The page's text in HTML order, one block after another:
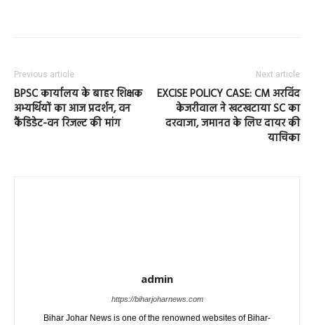
Previous article
BPSC कार्यालय के बाहर शिक्षक
अभ्यर्थियों का आज प्रदर्शन, वन
कैंडिडेट-वन रिजल्ट की मांग
Next article
EXCISE POLICY CASE: CM अरविंद
केजरीवाल ने खटखटाया SC का
दरवाजा, जमानत के लिए दायर की
याचिका
admin
https://biharjoharnews.com
Bihar Johar News is one of the renowned websites of Bihar-